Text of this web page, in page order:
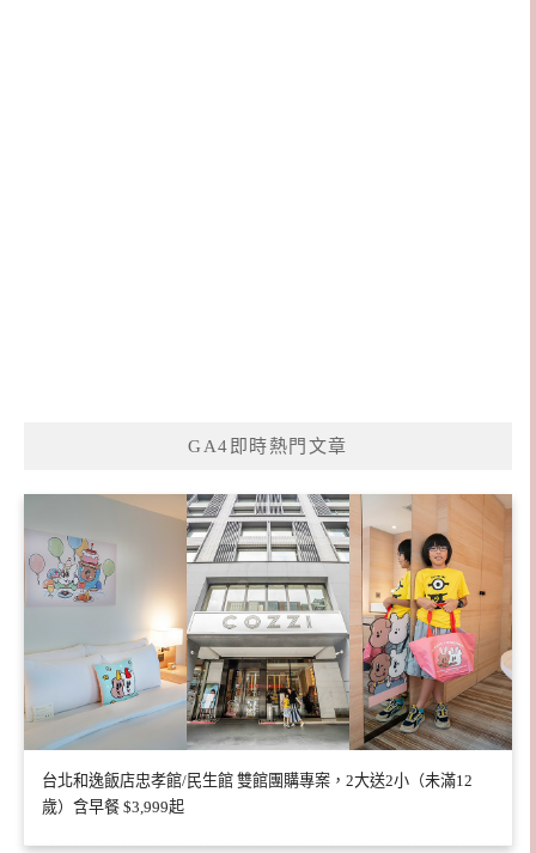
GA4即時熱門文章
台北和逸飯店忠孝館/民生館 雙館團購專案，2大送2小（未滿12
歲）含早餐 $3,999起